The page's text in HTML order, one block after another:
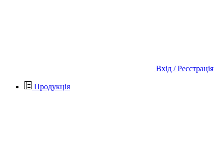
Вхід / Реєстрація
Продукція